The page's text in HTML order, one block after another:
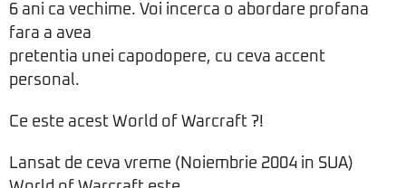
6 ani ca vechime. Voi incerca o abordare profana
fara a avea
pretentia unei capodopere, cu ceva accent
personal.
Ce este acest World of Warcraft ?!
Lansat de ceva vreme (Noiembrie 2004 in SUA)